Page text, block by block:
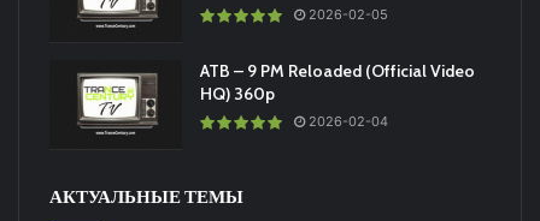
2026-02-05
ATB – 9 PM Reloaded (Official Video
HQ) 360p
2026-02-04
АКТУАЛЬНЫЕ ТЕМЫ